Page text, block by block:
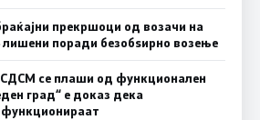
прекршоци од возачи на
поради безобѕирно возење
се плаши од функционален
град“ е доказ дека